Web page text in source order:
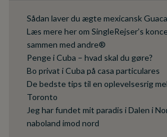
Sådan laver du ægte mexicansk
Læs mere her om SingleRejser’s
sammen med andre®
Penge i Cuba – hvad skal du gøre?
Bo privat i Cuba på casa particulares
De bedste tips til en oplevelsesrig
Toronto
Jeg har fundet mit paradis i Dalen i
naboland imod nord